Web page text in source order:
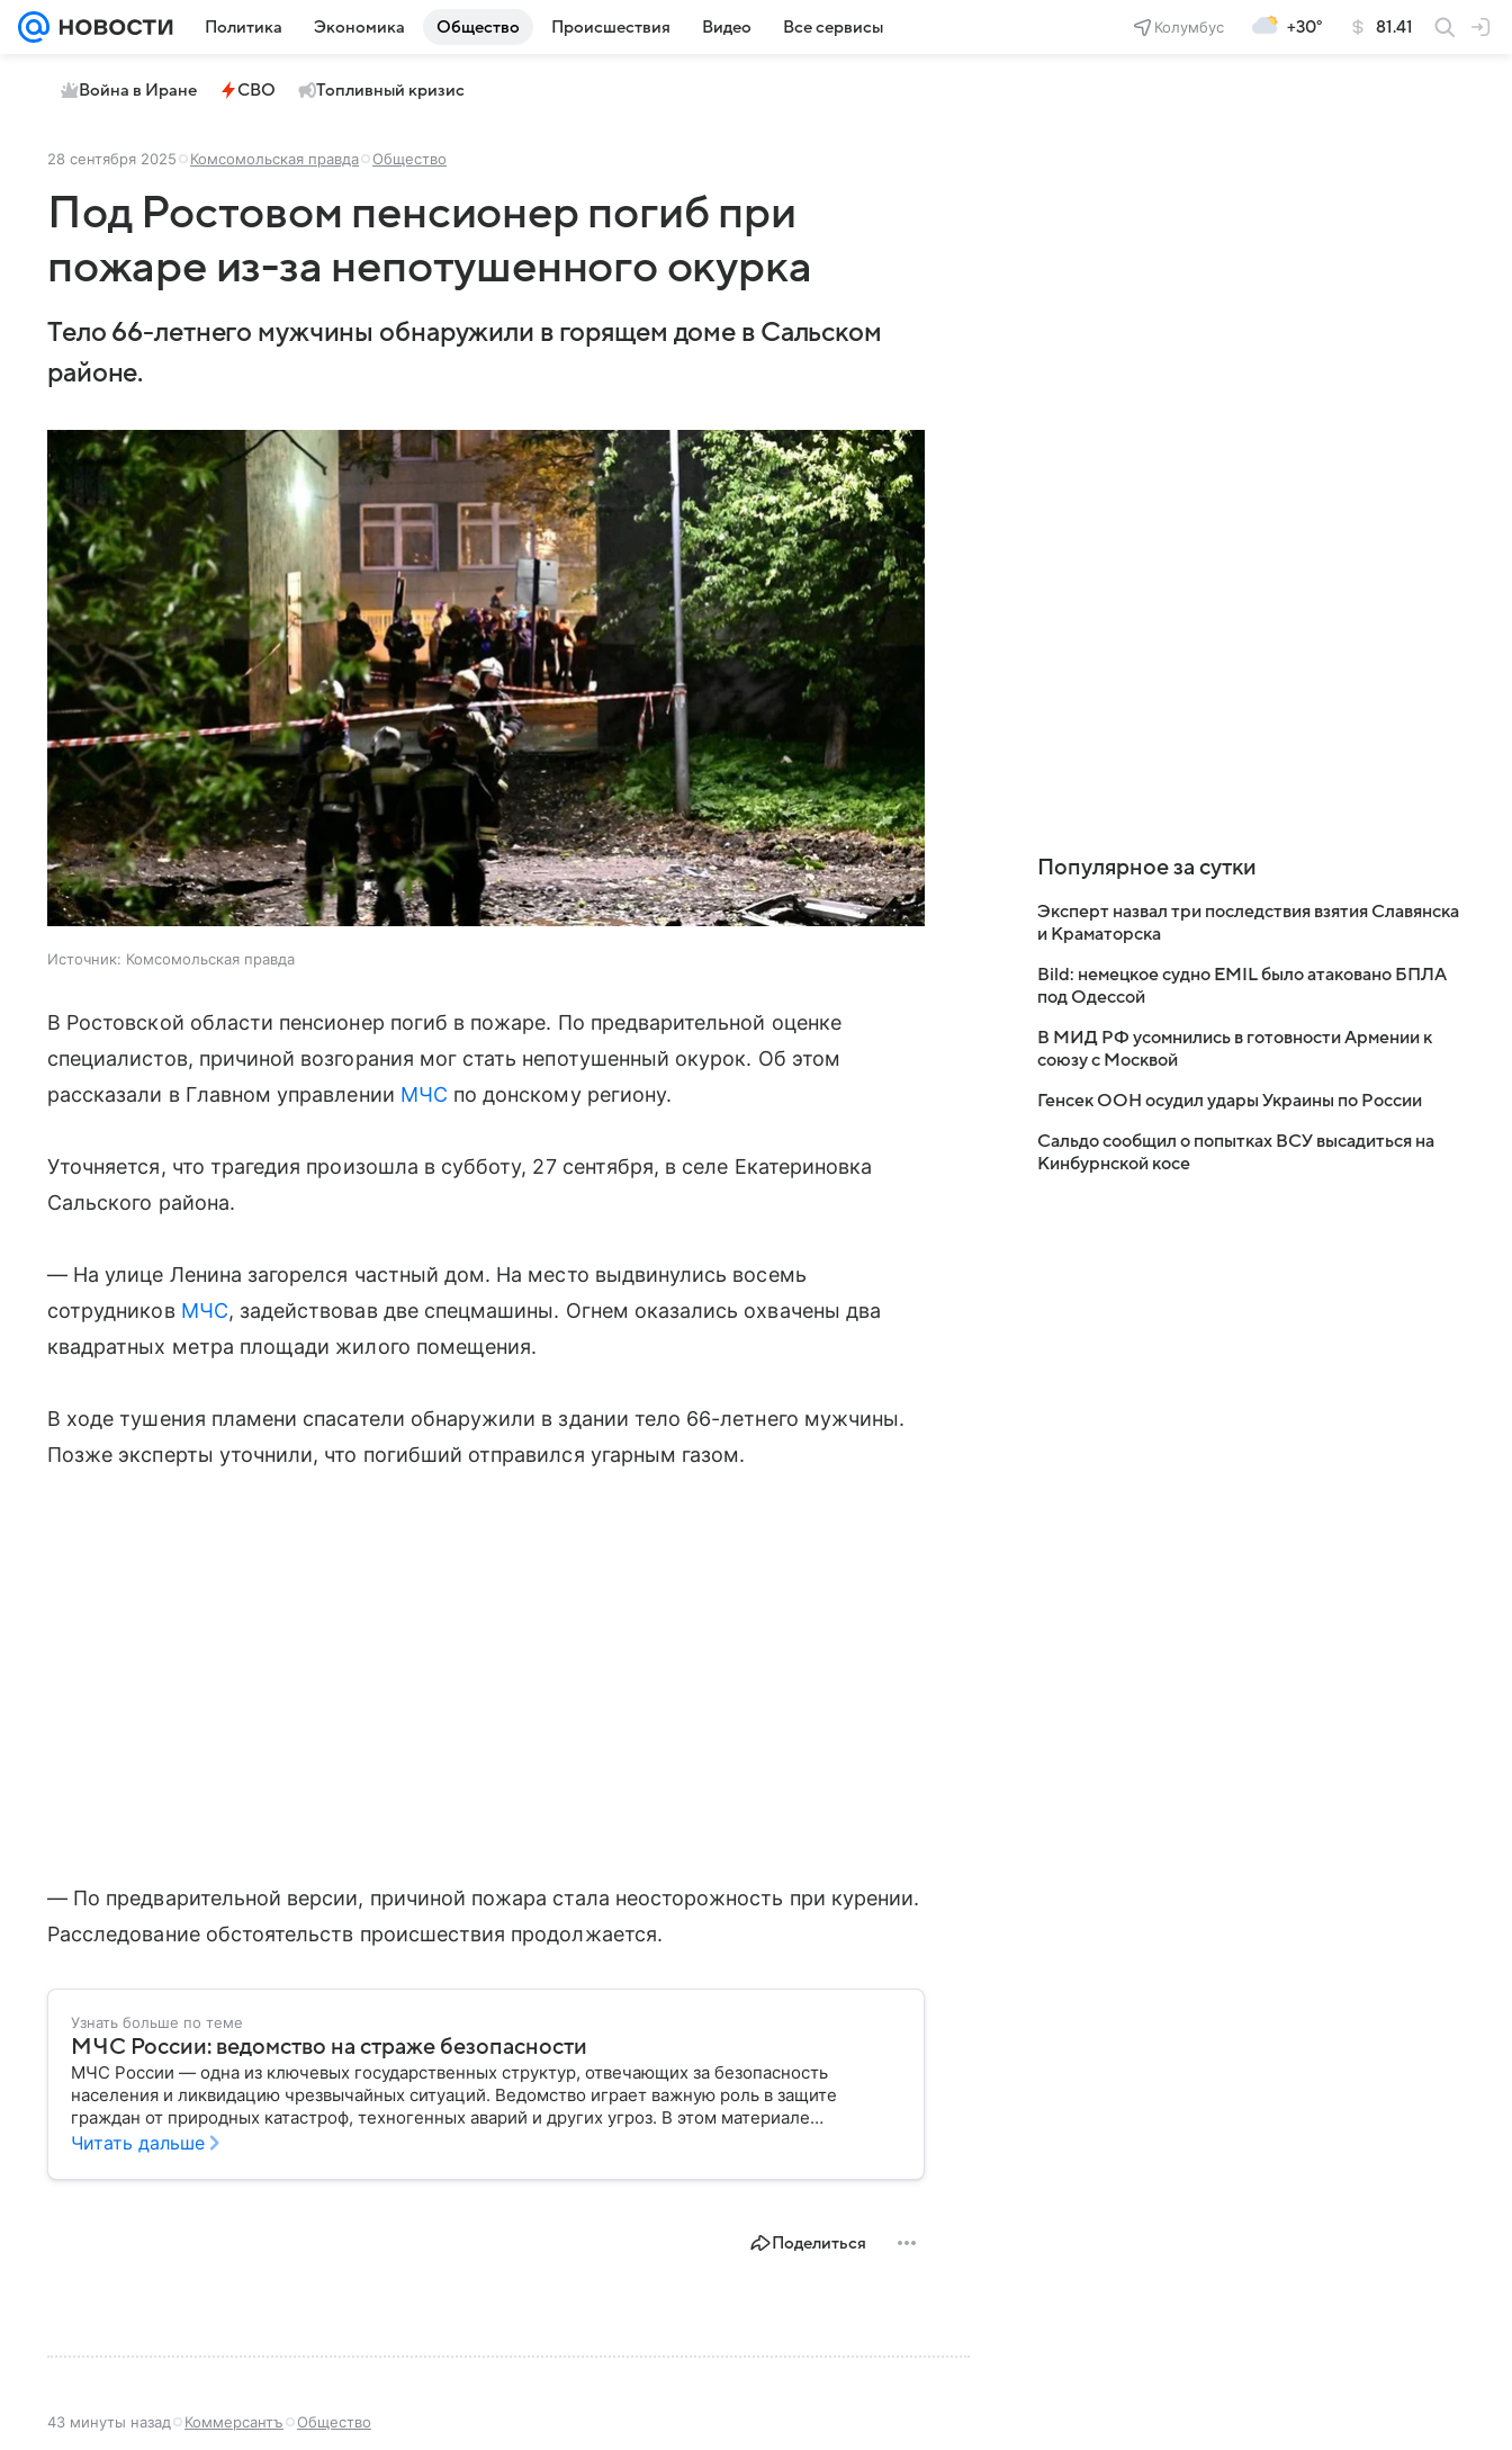
Политика Экономика Общество Происшествия Видео Все сервисы Колумбус +30° 81.41
Война в Иране СВО Топливный кризис
28 сентября 2025 Комсомольская правда Общество
Под Ростовом пенсионер погиб при
пожаре из-за непотушенного окурка
Тело 66-летнего мужчины обнаружили в горящем доме в Сальском
районе.
Источник: Комсомольская правда
В Ростовской области пенсионер погиб в пожаре. По предварительной оценке
специалистов, причиной возгорания мог стать непотушенный окурок. Об этом
рассказали в Главном управлении МЧС по донскому региону.
Уточняется, что трагедия произошла в субботу, 27 сентября, в селе Екатериновка
Сальского района.
— На улице Ленина загорелся частный дом. На место выдвинулись восемь
сотрудников МЧС, задействовав две спецмашины. Огнем оказались охвачены два
квадратных метра площади жилого помещения.
В ходе тушения пламени спасатели обнаружили в здании тело 66-летнего мужчины.
Позже эксперты уточнили, что погибший отправился угарным газом.
— По предварительной версии, причиной пожара стала неосторожность при курении.
Расследование обстоятельств происшествия продолжается.
Узнать больше по теме
МЧС России: ведомство на страже безопасности
МЧС России — одна из ключевых государственных структур, отвечающих за безопасность
населения и ликвидацию чрезвычайных ситуаций. Ведомство играет важную роль в защите
граждан от природных катастроф, техногенных аварий и других угроз. В этом материале
разбираем, что представляет собой МЧС, как оно устроено, какие задачи выполняет и какую роль
Читать дальше
Поделиться
43 минуты назад Коммерсантъ Общество
Популярное за сутки
Эксперт назвал три последствия взятия Славянска
и Краматорска
Bild: немецкое судно EMIL было атаковано БПЛА
под Одессой
В МИД РФ усомнились в готовности Армении к
союзу с Москвой
Генсек ООН осудил удары Украины по России
Сальдо сообщил о попытках ВСУ высадиться на
Кинбурнской косе